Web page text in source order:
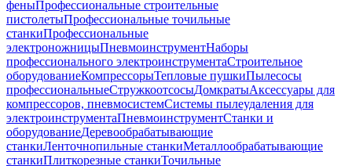
феныПрофессиональные строительные
пистолетыПрофессиональные точильные
станкиПрофессиональные
электроножницыПневмоинструментНаборы
профессионального электроинструментаСтроительное
оборудованиеКомпрессорыТепловые пушкиПылесосы
профессиональныеСтружкоотсосыДомкратыАксессуары для
компрессоров, пневмосистемСистемы пылеудаления для
электроинструментаПневмоинструментСтанки и
оборудованиеДеревообрабатывающие
станкиЛенточнопильные станкиМеталлообрабатывающие
станкиПлиткорезные станкиТочильные